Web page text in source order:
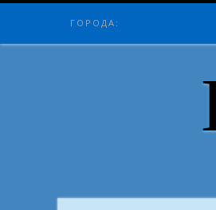
Skip
content
ГОРОДА: